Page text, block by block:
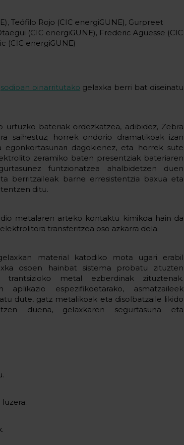
Teófilo Rojo (CIC energiGUNE), Gurpreet
(CIC energiGUNE), Frederic Aguesse (CIC
(CIC energiGUNE)
sodioan oinarritutako gelaxka berri bat diseinatu
urtuzko bateriak ordezkatzea, adibidez, Zebra
saihestuz; horrek ondorio dramatikoak izan
dagokienez, eta horrek sute
zeramiko baten presentziak bateriaren
funtzionatzea ahalbidetzen duen
berritzaileak barne erresistentzia baxua eta
ditu.
metalaren arteko kontaktu kimikoa hain da
transferitzea oso azkarra dela.
material katodiko mota ugari erabil
osoen hainbat sistema probatu zituzten
trantsizioko metal ezberdinak zituztenak.
aplikazio espezifikoetarako, asmatzaileek
dute, gatz metalikoak eta disolbatzaile likido
duena, gelaxkaren segurtasuna eta